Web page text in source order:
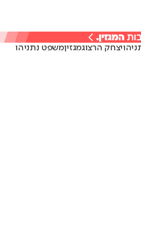
יצחק הרצוגמגזיןמשפט נתניהו